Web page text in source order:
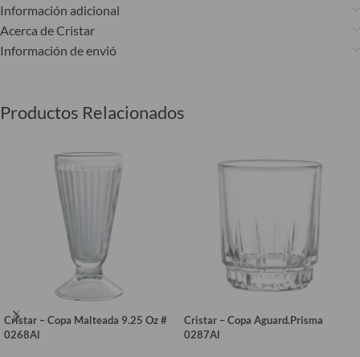
Información adicional
Acerca de Cristar
Información de envió
Productos Relacionados
Cristar – Copa Malteada 9.25 Oz #
0268Al
Cristar – Copa Aguard.Prisma
0287Al